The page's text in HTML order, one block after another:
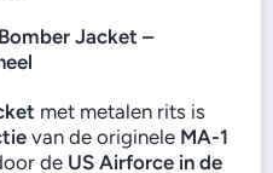
Jacket –
met metalen rits is
van de originele MA-1
de US Airforce in de